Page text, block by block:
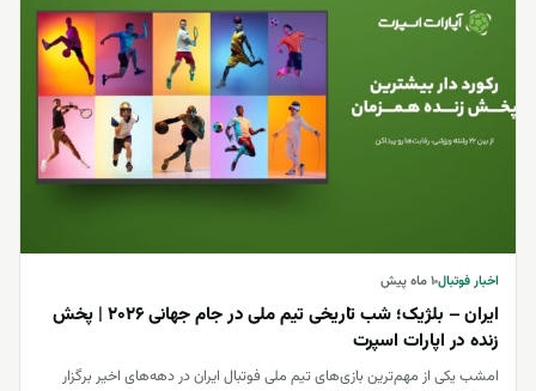
اخبار فوتبال۱ ماه پیش
ایران – بلژیک؛ شب تاریخی تیم ملی در جام جهانی 2026 | پخش
زنده در اپارات اسپرت
امشب یکی از مهم‌ترین بازی‌های تیم ملی فوتبال ایران در دهه‌های اخیر برگزار